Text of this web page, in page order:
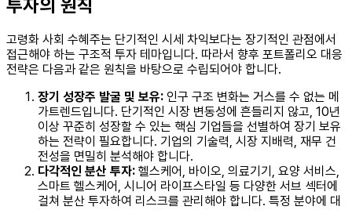
투자의 원칙
고령화 사회 수혜주는 단기적인 시세 차익보다는 장기적인 관점에서
접근해야 하는 구조적 투자 테마입니다. 따라서 향후 포트폴리오 대응
전략은 다음과 같은 원칙을 바탕으로 수립되어야 합니다.
장기 성장주 발굴 및 보유: 인구 구조 변화는 거스를 수 없는 메
가트렌드입니다. 단기적인 시장 변동성에 흔들리지 않고, 10년
이상 꾸준히 성장할 수 있는 핵심 기업들을 선별하여 장기 보유
하는 전략이 필요합니다. 기업의 기술력, 시장 지배력, 재무 건
전성을 면밀히 분석해야 합니다.
다각적인 분산 투자: 헬스케어, 바이오, 의료기기, 요양 서비스,
스마트 헬스케어, 시니어 라이프스타일 등 다양한 서브 섹터에
걸쳐 분산 투자하여 리스크를 관리해야 합니다. 특정 분야에 대